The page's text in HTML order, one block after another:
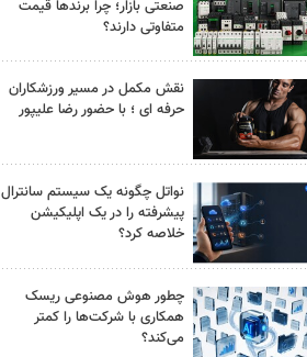
صنعتی بازار؛ چرا برندها قیمت
متفاوتی دارند؟
نقش مکمل در مسیر ورزشکاران
حرفه ای ؛ با حضور رضا علیپور
نواتل چگونه یک سیستم سانترال
پیشرفته را در یک اپلیکیشن
خلاصه کرد؟
چطور هوش مصنوعی ریسک
همکاری با شرکت‌ها را کمتر
می‌کند؟